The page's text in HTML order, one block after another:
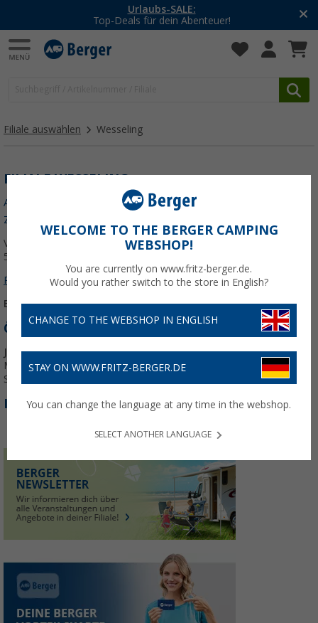
Urlaubs-SALE:
Top-Deals für dein Abenteuer!
Filiale auswählen Wesseling
FILIALE WESSELING
Als "Meine Filiale" speichern
Zur Filialübersicht
Vorgebirgsstr. 7
50389 Wesseling
Route planen
E-Mail: fzm.wesseling@fritz-berger.de
ÖFFNUNGSZEITEN:
Januar - Dezember:
Mo. - Fr.: 09:00 - 18:30 Uhr
Sa.: 09:00 - 16:00 Uhr
INFORMATIONEN:
WELCOME TO THE BERGER CAMPING
WEBSHOP!
You are currently on www.fritz-berger.de.
Would you rather switch to the store in English?
CHANGE TO THE WEBSHOP IN ENGLISH
STAY ON WWW.FRITZ-BERGER.DE
You can change the language at any time in the webshop.
SELECT ANOTHER LANGUAGE